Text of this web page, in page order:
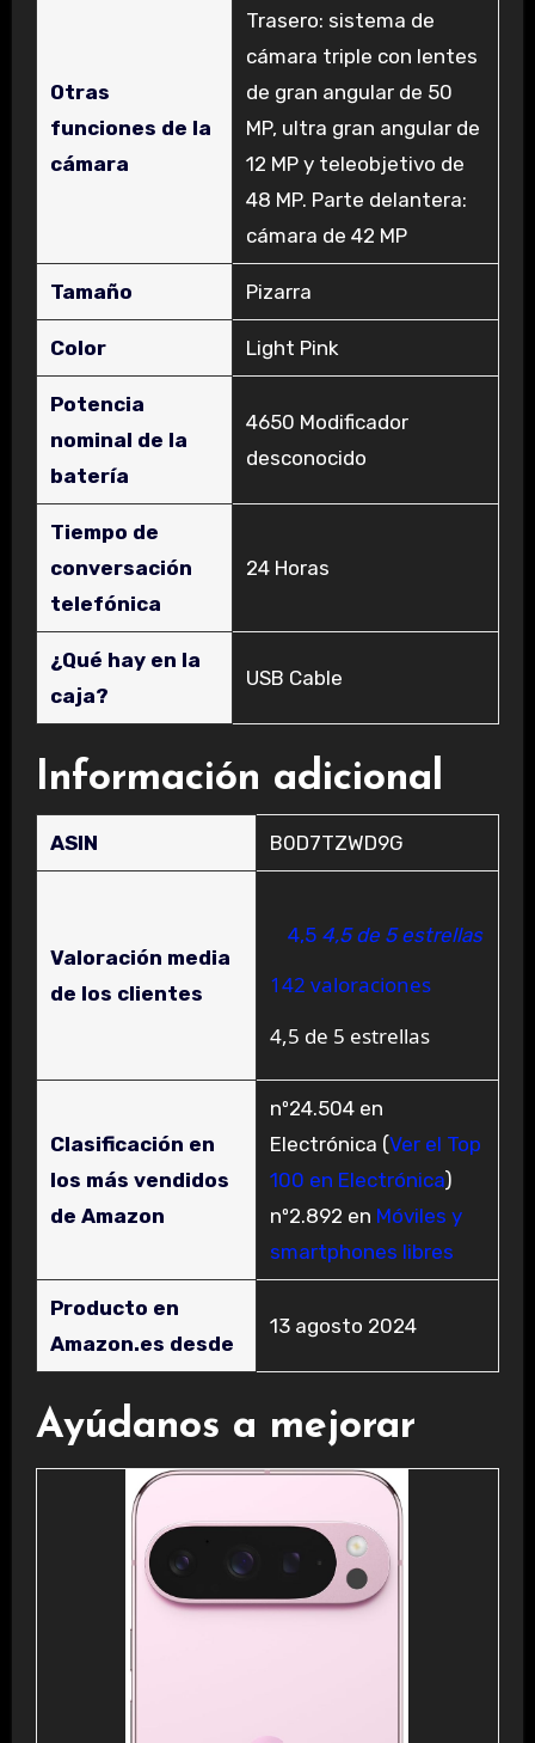
Otras
funciones de la
cámara
‎Trasero: sistema de
cámara triple con lentes
de gran angular de 50
MP, ultra gran angular de
12 MP y teleobjetivo de
48 MP. Parte delantera:
cámara de 42 MP
Tamaño ‎Pizarra
Color ‎Light Pink
Potencia
nominal de la
batería
‎4650 Modificador
desconocido
Tiempo de
conversación
telefónica
‎24 Horas
¿Qué hay en la
caja?
‎USB Cable
Información adicional
ASIN B0D7TZWD9G
Valoración media
de los clientes
4,5 4,5 de 5 estrellas
142 valoraciones
4,5 de 5 estrellas
Clasificación en
los más vendidos
de Amazon
nº24.504 en
Electrónica (Ver el Top
100 en Electrónica)
nº2.892 en Móviles y
smartphones libres
Producto en
Amazon.es desde
13 agosto 2024
Ayúdanos a mejorar